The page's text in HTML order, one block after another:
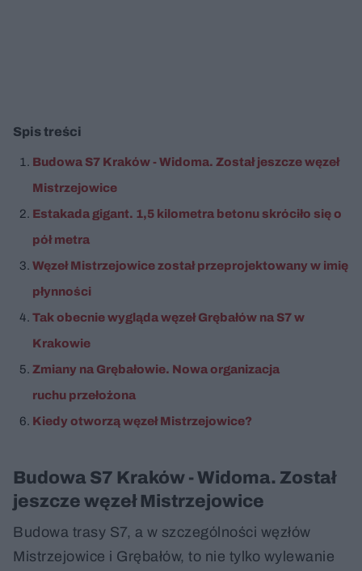
Spis treści
Budowa S7 Kraków - Widoma. Został jeszcze węzeł
Mistrzejowice
Estakada gigant. 1,5 kilometra betonu skróciło się o
pół metra
Węzeł Mistrzejowice został przeprojektowany w imię
płynności
Tak obecnie wygląda węzeł Grębałów na S7 w
Krakowie
Zmiany na Grębałowie. Nowa organizacja
ruchu przełożona
Kiedy otworzą węzeł Mistrzejowice?
Budowa S7 Kraków - Widoma. Został
jeszcze węzeł Mistrzejowice
Budowa trasy S7, a w szczególności węzłów
Mistrzejowice i Grębałów, to nie tylko wylewanie